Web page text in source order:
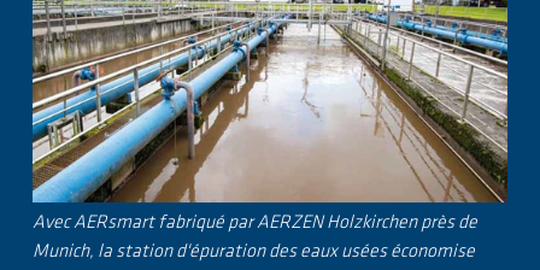
Avec AERsmart fabriqué par AERZEN Holzkirchen près de
Munich, la station d'épuration des eaux usées économise